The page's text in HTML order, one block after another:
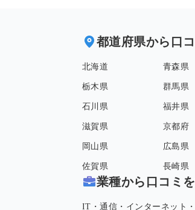
都道府県から口
北海道 青森県
栃木県 群馬県
石川県 福井県
滋賀県 京都府
岡山県 広島県
佐賀県 長崎県
業種から口コミ
IT・通信・インターネット